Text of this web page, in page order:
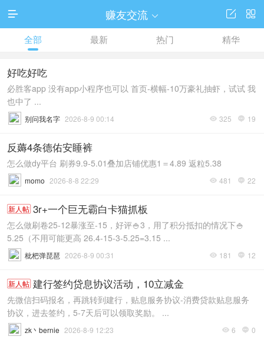
 赚友交流  

全部 最新 热门 精华
好吃好吃
必胜客app 没有app小程序也可以 首页-横幅-10万豪礼抽虾，试试 我
也中了 ...
 325  19
别问我名字 2026-8-9 00:14
反薅4条德佑安睡裤
怎么做dy平台 刷券9.9-5.01叠加店铺优惠1＝4.89 返粒5.38
 481  22
momo 2026-8-8 22:29
新人帖 3r+一个巨无霸白卡猫抓板
怎么做刷卷25-12暴涨至-15，好评🍚3，用了积分抵扣的情况下🍚
5.25（不用可能更高 26.4-15-3-5.25=3.15 ...
 181  12
枇杷弹琵琶 2026-8-9 00:31
新人帖 建行签约贷息协议活动，10立减金
先微信扫码报名，再跳转到建行，贴息服务协议-消费贷款贴息服务
协议，进去签约，5-7天后可以领取奖励。 ...
 6  0
zk丶bernie 2026-8-9 12:23